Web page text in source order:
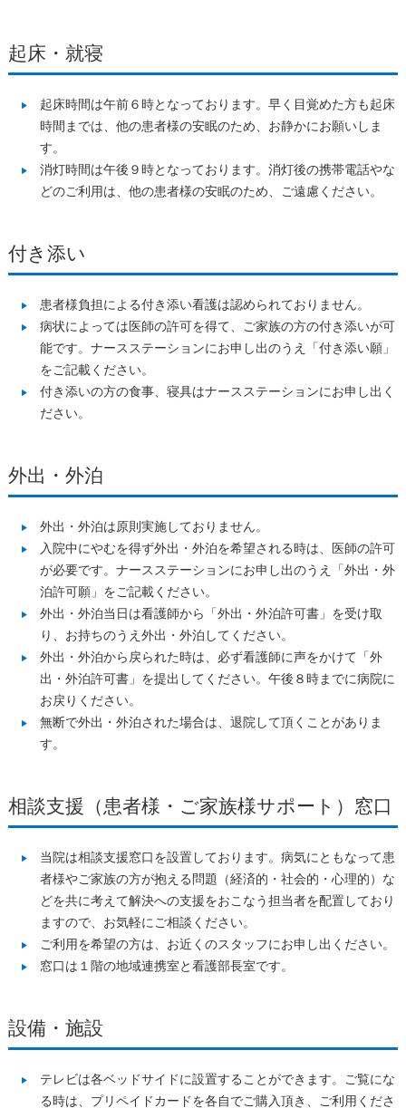
起床・就寝
起床時間は午前６時となっております。早く目覚めた方も起床
時間までは、他の患者様の安眠のため、お静かにお願いしま
す。
消灯時間は午後９時となっております。消灯後の携帯電話やな
どのご利用は、他の患者様の安眠のため、ご遠慮ください。
付き添い
患者様負担による付き添い看護は認められておりません。
病状によっては医師の許可を得て、ご家族の方の付き添いが可
能です。ナースステーションにお申し出のうえ「付き添い願」
をご記載ください。
付き添いの方の食事、寝具はナースステーションにお申し出く
ださい。
外出・外泊
外出・外泊は原則実施しておりません。
入院中にやむを得ず外出・外泊を希望される時は、医師の許可
が必要です。ナースステーションにお申し出のうえ「外出・外
泊許可願」をご記載ください。
外出・外泊当日は看護師から「外出・外泊許可書」を受け取
り、お持ちのうえ外出・外泊してください。
外出・外泊から戻られた時は、必ず看護師に声をかけて「外
出・外泊許可書」を提出してください。午後８時までに病院に
お戻りください。
無断で外出・外泊された場合は、退院して頂くことがありま
す。
相談支援（患者様・ご家族様サポート）窓口
当院は相談支援窓口を設置しております。病気にともなって患
者様やご家族の方が抱える問題（経済的・社会的・心理的）な
どを共に考えて解決への支援をおこなう担当者を配置しており
ますので、お気軽にご相談ください。
ご利用を希望の方は、お近くのスタッフにお申し出ください。
窓口は１階の地域連携室と看護部長室です。
設備・施設
テレビは各ベッドサイドに設置することができます。ご覧にな
る時は、プリペイドカードを各自でご購入頂き、ご利用くださ